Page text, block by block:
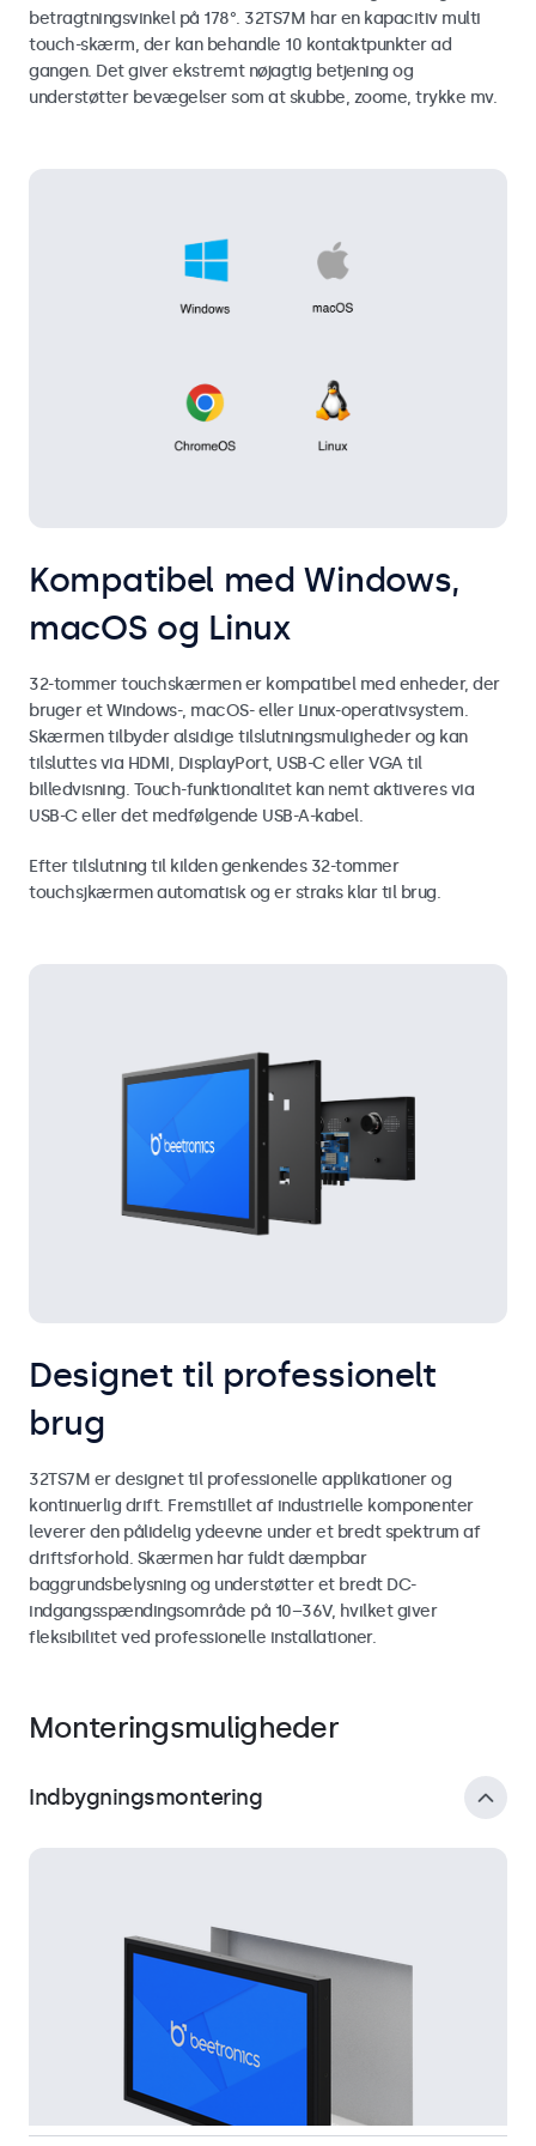
betragtningsvinkel på 178°. 32TS7M har en kapacitiv multi
touch-skærm, der kan behandle 10 kontaktpunkter ad
gangen. Det giver ekstremt nøjagtig betjening og
understøtter bevægelser som at skubbe, zoome, trykke mv.
Kompatibel med Windows,
macOS og Linux
32-tommer touchskærmen er kompatibel med enheder, der
bruger et Windows-, macOS- eller Linux-operativsystem.
Skærmen tilbyder alsidige tilslutningsmuligheder og kan
tilsluttes via HDMI, DisplayPort, USB-C eller VGA til
billedvisning. Touch-funktionalitet kan nemt aktiveres via
USB-C eller det medfølgende USB-A-kabel.
Efter tilslutning til kilden genkendes 32-tommer
touchsjkærmen automatisk og er straks klar til brug.
Designet til professionelt
brug
32TS7M er designet til professionelle applikationer og
kontinuerlig drift. Fremstillet af industrielle komponenter
leverer den pålidelig ydeevne under et bredt spektrum af
driftsforhold. Skærmen har fuldt dæmpbar
baggrundsbelysning og understøtter et bredt DC-
indgangsspændingsområde på 10–36V, hvilket giver
fleksibilitet ved professionelle installationer.
Monteringsmuligheder
Indbygningsmontering